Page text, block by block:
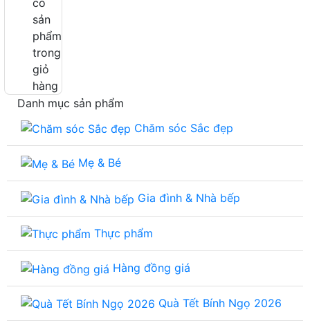
sản
phẩm
trong
giỏ
hàng
Danh mục sản phẩm
Chăm sóc Sắc đẹp
Mẹ & Bé
Gia đình & Nhà bếp
Thực phẩm
Hàng đồng giá
Quà Tết Bính Ngọ 2026